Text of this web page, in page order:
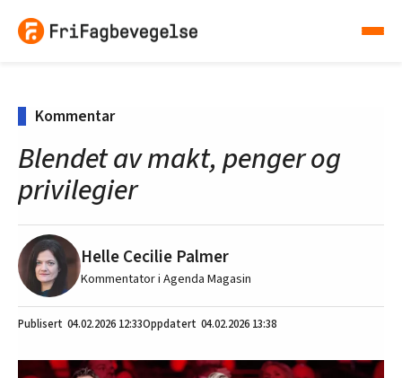
Kommentar
Blendet av makt, penger og
privilegier
Helle Cecilie Palmer
Kommentator i Agenda Magasin
04.02.2026 12:33 04.02.2026 13:38